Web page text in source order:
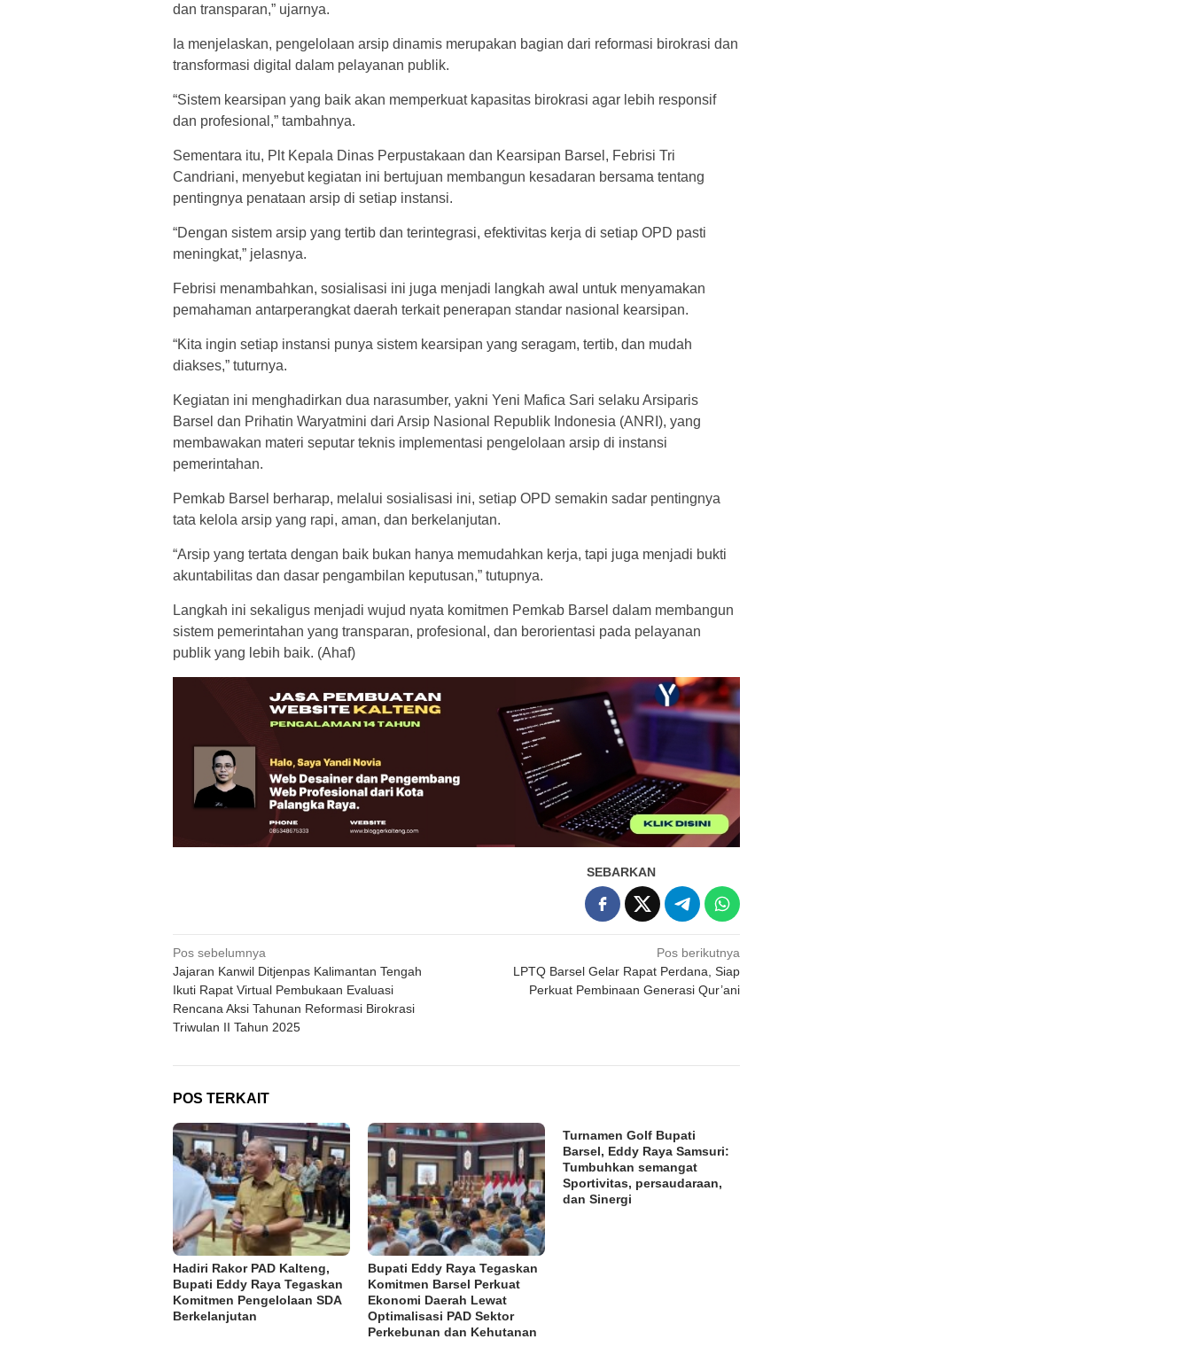
dan transparan,” ujarnya.
Ia menjelaskan, pengelolaan arsip dinamis merupakan bagian dari reformasi birokrasi dan
transformasi digital dalam pelayanan publik.
“Sistem kearsipan yang baik akan memperkuat kapasitas birokrasi agar lebih responsif
dan profesional,” tambahnya.
Sementara itu, Plt Kepala Dinas Perpustakaan dan Kearsipan Barsel, Febrisi Tri
Candriani, menyebut kegiatan ini bertujuan membangun kesadaran bersama tentang
pentingnya penataan arsip di setiap instansi.
“Dengan sistem arsip yang tertib dan terintegrasi, efektivitas kerja di setiap OPD pasti
meningkat,” jelasnya.
Febrisi menambahkan, sosialisasi ini juga menjadi langkah awal untuk menyamakan
pemahaman antarperangkat daerah terkait penerapan standar nasional kearsipan.
“Kita ingin setiap instansi punya sistem kearsipan yang seragam, tertib, dan mudah
diakses,” tuturnya.
Kegiatan ini menghadirkan dua narasumber, yakni Yeni Mafica Sari selaku Arsiparis
Barsel dan Prihatin Waryatmini dari Arsip Nasional Republik Indonesia (ANRI), yang
membawakan materi seputar teknis implementasi pengelolaan arsip di instansi
pemerintahan.
Pemkab Barsel berharap, melalui sosialisasi ini, setiap OPD semakin sadar pentingnya
tata kelola arsip yang rapi, aman, dan berkelanjutan.
“Arsip yang tertata dengan baik bukan hanya memudahkan kerja, tapi juga menjadi bukti
akuntabilitas dan dasar pengambilan keputusan,” tutupnya.
Langkah ini sekaligus menjadi wujud nyata komitmen Pemkab Barsel dalam membangun
sistem pemerintahan yang transparan, profesional, dan berorientasi pada pelayanan
publik yang lebih baik. (Ahaf)
SEBARKAN
Navigasi
pos
Pos sebelumnya
Jajaran Kanwil Ditjenpas Kalimantan Tengah
Ikuti Rapat Virtual Pembukaan Evaluasi
Rencana Aksi Tahunan Reformasi Birokrasi
Triwulan II Tahun 2025
Pos berikutnya
LPTQ Barsel Gelar Rapat Perdana, Siap
Perkuat Pembinaan Generasi Qur’ani
POS TERKAIT
Hadiri Rakor PAD Kalteng,
Bupati Eddy Raya Tegaskan
Komitmen Pengelolaan SDA
Berkelanjutan
Bupati Eddy Raya Tegaskan
Komitmen Barsel Perkuat
Ekonomi Daerah Lewat
Optimalisasi PAD Sektor
Perkebunan dan Kehutanan
Turnamen Golf Bupati
Barsel, Eddy Raya Samsuri:
Tumbuhkan semangat
Sportivitas, persaudaraan,
dan Sinergi